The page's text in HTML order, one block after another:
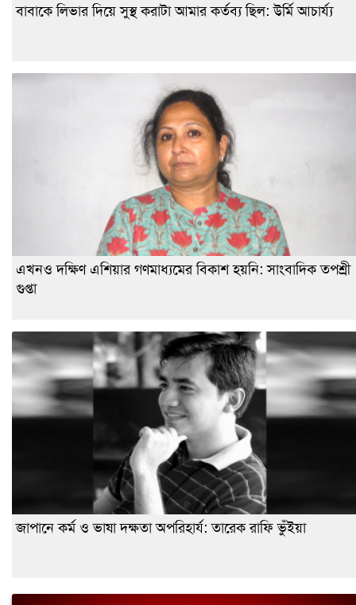
বাবাকে লিভার দিয়ে সুস্থ করাটা আমার কর্তব্য ছিল: উর্মি আচার্য্য
এখনও দক্ষিণ এশিয়ার গণমাধ্যমের বিকাশ হয়নি: সাংবাদিক তপশ্রী
গুপ্তা
জাপানে কর্ম ও ভাষা দক্ষতা অপরিহার্য: তারেক রাফি ভুঁইয়া